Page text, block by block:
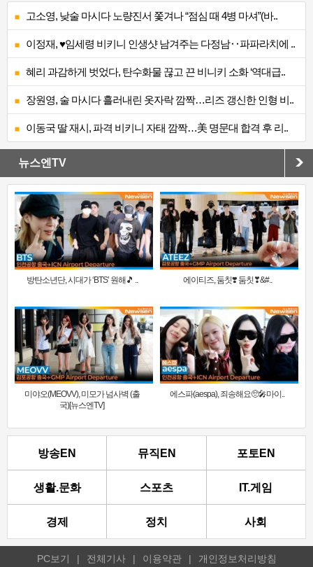
고소영, 낮술 마시다 노량진서 쫓겨나 “점심 때 4병 마셔”(바..
이정재, ♥임세령 비키니 인생샷 남겨주는 다정남‥파파라치에 ..
혜리 과감하게 벗었다, 탄수화물 끊고 끈 비니키 소화 ‘역대급..
장원영, 술 마시다 흘러내린 옷자락 깜짝…리즈 갱신한 인형 비..
이동국 딸 재시, 파격 비키니 자태 깜짝…美 명문대 합격 후 리..
뉴스엔TV
방탄소년단, 시대가 ‘BTS’ 원해🎵 .. 에이티즈, 둠칫❣️ 둠칫❣&#..
미야오(MEOVV), 미모가 넘사벽 (출
국)[뉴스엔TV]
에스파(aespa), 죄송해요🥺🎤마이..
방송EN 뮤직EN 포토EN
생활.문화 스포츠 IT.게임
경제 정치 사회
PC보기 | 전체기사 | 이용약관 | 개인정보처리방침